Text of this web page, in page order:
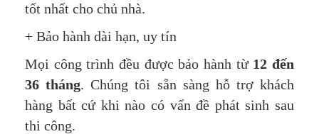
tốt nhất cho chủ nhà.
+ Bảo hành dài hạn, uy tín
Mọi công trình đều được bảo hành từ 12 đến
36 tháng. Chúng tôi sẵn sàng hỗ trợ khách
hàng bất cứ khi nào có vấn đề phát sinh sau
thi công.